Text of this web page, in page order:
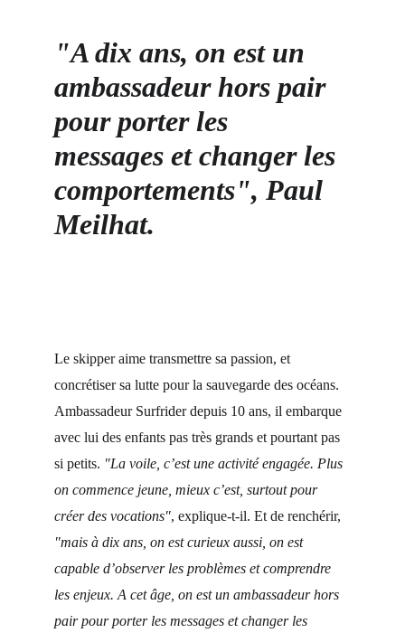
"A dix ans, on est un
ambassadeur hors pair
pour porter les
messages et changer les
comportements", Paul
Meilhat.
Le skipper aime transmettre sa passion, et
concrétiser sa lutte pour la sauvegarde des océans.
Ambassadeur Surfrider depuis 10 ans, il embarque
avec lui des enfants pas très grands et pourtant pas
si petits. "La voile, c’est une activité engagée. Plus
on commence jeune, mieux c’est, surtout pour
créer des vocations", explique-t-il. Et de renchérir,
"mais à dix ans, on est curieux aussi, on est
capable d’observer les problèmes et comprendre
les enjeux. A cet âge, on est un ambassadeur hors
pair pour porter les messages et changer les